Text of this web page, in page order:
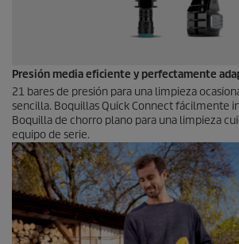
Presión media eficiente y perfectamente
21 bares de presión para una limpieza
sencilla. Boquillas Quick Connectfácilmente
Boquilla de chorro plano para una limpieza
equipo de serie.